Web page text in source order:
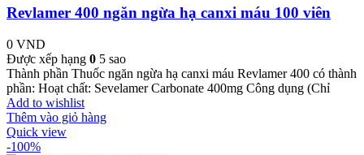
Revlamer 400 ngăn ngừa hạ canxi máu 100 viên
0 VND
Được xếp hạng 0 5 sao
Thành phần Thuốc ngăn ngừa hạ canxi máu Revlamer 400 có thành
phần: Hoạt chất: Sevelamer Carbonate 400mg Công dụng (Chỉ
Add to wishlist
Thêm vào giỏ hàng
Quick view
-100%